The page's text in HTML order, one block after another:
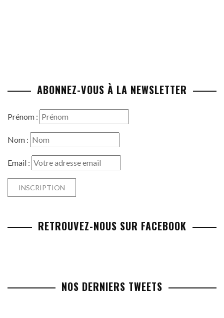
ABONNEZ-VOUS À LA NEWSLETTER
Prénom :
Nom :
Email :
RETROUVEZ-NOUS SUR FACEBOOK
NOS DERNIERS TWEETS